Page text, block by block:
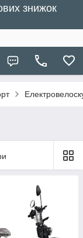
знижок